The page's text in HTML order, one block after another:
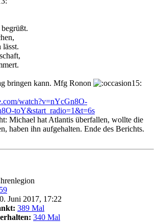
lässt.
bringen kann. Mfg Ronon
watch?v=nYcGn8O-
toY&start_radio=1&t=6s
Michael hat Atlantis überfallen, wollte die
haben ihn aufgehalten. Ende des Berichts.
Juni 2017, 17:22
389 Mal
340 Mal